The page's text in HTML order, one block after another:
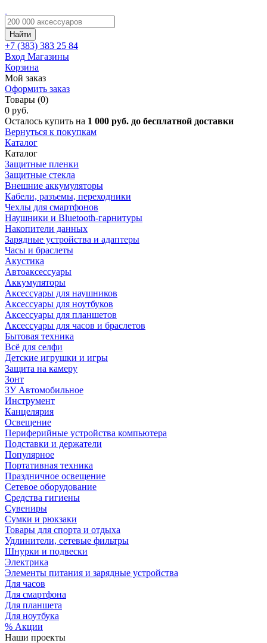
Найти
+7 (383) 383 25 84
Вход Магазины
Корзина
Мой заказ
Оформить заказ
Товары (0)
0 руб.
Осталось купить на 1 000 руб. до бесплатной доставки
Вернуться к покупкам
Каталог
Каталог
Защитные пленки
Защитные стекла
Внешние аккумуляторы
Кабели, разъемы, переходники
Чехлы для смартфонов
Наушники и Bluetooth-гарнитуры
Накопители данных
Зарядные устройства и адаптеры
Часы и браслеты
Акустика
Автоаксессуары
Аккумуляторы
Аксессуары для наушников
Аксессуары для ноутбуков
Аксессуары для планшетов
Аксессуары для часов и браслетов
Бытовая техника
Всё для селфи
Детские игрушки и игры
Защита на камеру
Зонт
ЗУ Автомобильное
Инструмент
Канцелярия
Освещение
Периферийные устройства компьютера
Подставки и держатели
Популярное
Портативная техника
Праздничное освещение
Сетевое оборудование
Средства гигиены
Сувениры
Сумки и рюкзаки
Товары для спорта и отдыха
Удлинители, сетевые фильтры
Шнурки и подвески
Электрика
Элементы питания и зарядные устройства
Для часов
Для смартфона
Для планшета
Для ноутбука
% Акции
Наши проекты